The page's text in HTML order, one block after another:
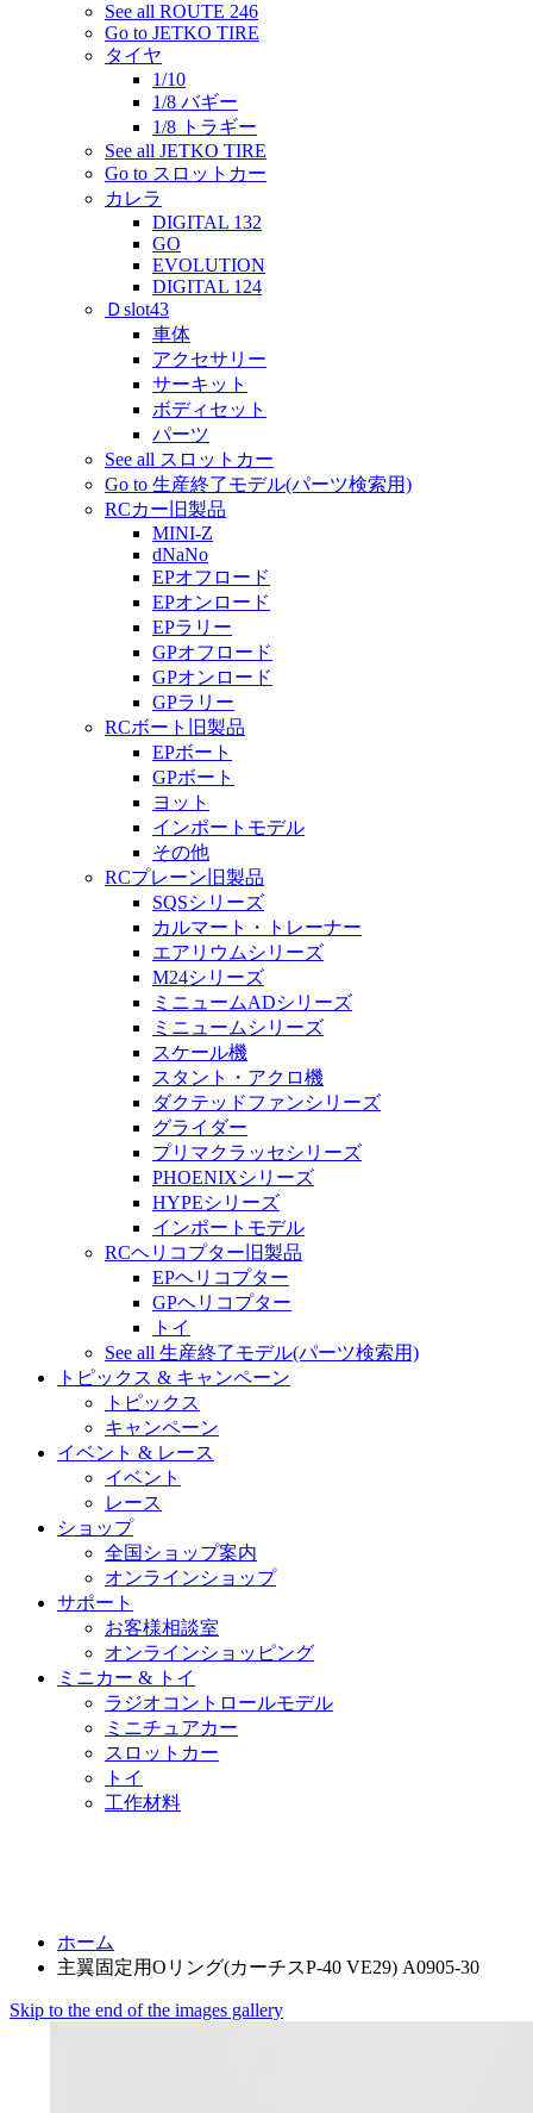
See all ROUTE 246
Go to JETKO TIRE
タイヤ
1/10
1/8 バギー
1/8 トラギー
See all JETKO TIRE
Go to スロットカー
カレラ
DIGITAL 132
GO
EVOLUTION
DIGITAL 124
Ｄslot43
車体
アクセサリー
サーキット
ボディセット
パーツ
See all スロットカー
Go to 生産終了モデル(パーツ検索用)
RCカー旧製品
MINI-Z
dNaNo
EPオフロード
EPオンロード
EPラリー
GPオフロード
GPオンロード
GPラリー
RCボート旧製品
EPボート
GPボート
ヨット
インポートモデル
その他
RCプレーン旧製品
SQSシリーズ
カルマート・トレーナー
エアリウムシリーズ
M24シリーズ
ミニュームADシリーズ
ミニュームシリーズ
スケール機
スタント・アクロ機
ダクテッドファンシリーズ
グライダー
プリマクラッセシリーズ
PHOENIXシリーズ
HYPEシリーズ
インポートモデル
RCヘリコプター旧製品
EPヘリコプター
GPヘリコプター
トイ
See all 生産終了モデル(パーツ検索用)
トピックス & キャンペーン
トピックス
キャンペーン
イベント & レース
イベント
レース
ショップ
全国ショップ案内
オンラインショップ
サポート
お客様相談室
オンラインショッピング
ミニカー & トイ
ラジオコントロールモデル
ミニチュアカー
スロットカー
トイ
工作材料
ホーム
主翼固定用Oリング(カーチスP-40 VE29) A0905-30
Skip to the end of the images gallery